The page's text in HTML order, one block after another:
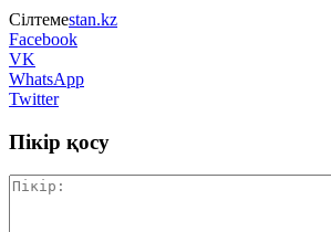
Сілтемеstan.kz
Facebook
VK
WhatsApp
Twitter
Пікір қосу